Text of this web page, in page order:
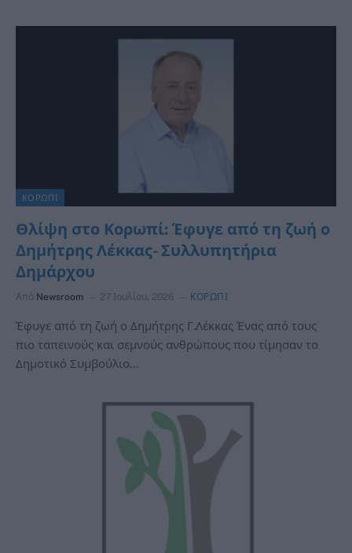
ΚΟΡΩΠΙ
Θλίψη στο Κορωπί: Έφυγε από τη ζωή ο
Δημήτρης Λέκκας- Συλλυπητήρια
Δημάρχου
Από Newsroom 27 Ιουλίου, 2026 ΚΟΡΩΠΙ
Έφυγε από τη ζωή ο Δημήτρης Γ.Λέκκας Ένας από τους
πιο ταπεινούς και σεμνούς ανθρώπους που τίμησαν το
Δημοτικό Συμβούλιο…